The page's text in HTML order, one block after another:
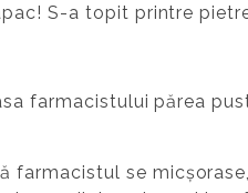
S-a topit printre
farmacistului părea
farmacistul se